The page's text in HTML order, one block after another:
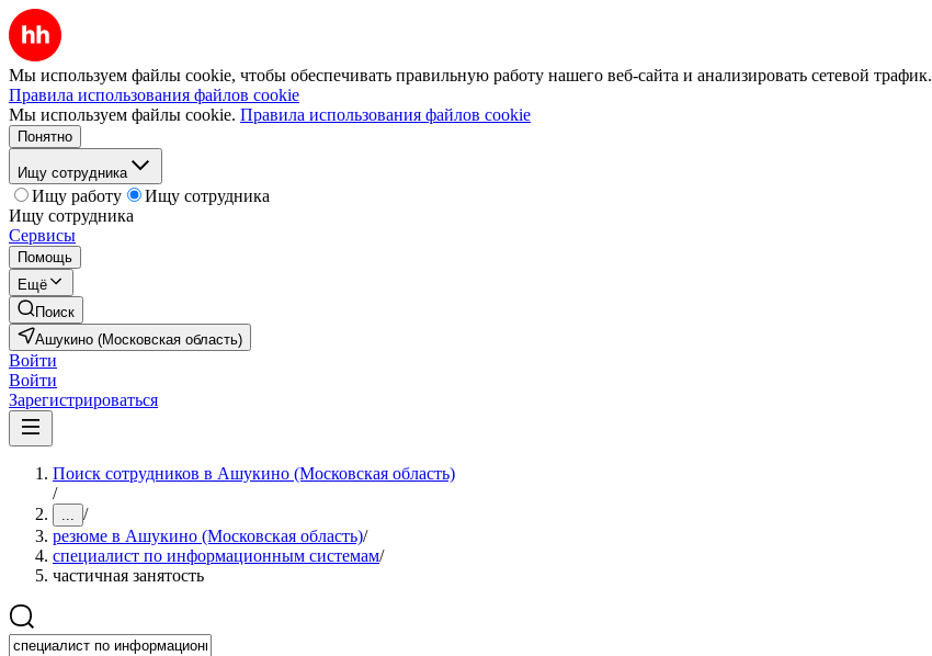
Мы используем файлы cookie, чтобы обеспечивать правильную работу нашего веб-сайта и анализировать сетевой трафик.
Правила использования файлов cookie
Мы используем файлы cookie. Правила использования файлов cookie
Понятно
Ищу сотрудника
Ищу работу
Ищу сотрудника
Ищу сотрудника
Сервисы
Помощь
Ещё
Поиск
Ашукино (Московская область)
Войти
Войти
Зарегистрироваться
Поиск сотрудников в Ашукино (Московская область)
/
... /
резюме в Ашукино (Московская область)/
специалист по информационным системам/
частичная занятость